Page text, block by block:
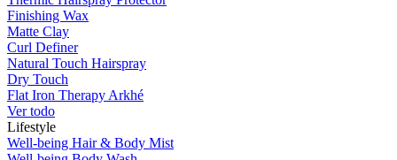
Finishing Wax
Matte Clay
Curl Definer
Natural Touch Hairspray
Dry Touch
Flat Iron Therapy Arkhé
Ver todo
Lifestyle
Well-being Hair & Body Mist